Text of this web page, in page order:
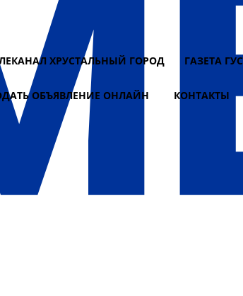
ХРУСТАЛЬНЫЙ ГОРОД ГАЗЕТА
ОБЪЯВЛЕНИЕ ОНЛАЙН КОНТАКТЫ